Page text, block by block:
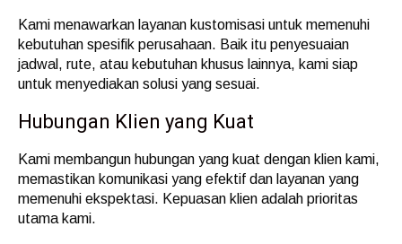
Kami menawarkan layanan kustomisasi untuk memenuhi
kebutuhan spesifik perusahaan. Baik itu penyesuaian
jadwal, rute, atau kebutuhan khusus lainnya, kami siap
untuk menyediakan solusi yang sesuai.
Hubungan Klien yang Kuat
Kami membangun hubungan yang kuat dengan klien kami,
memastikan komunikasi yang efektif dan layanan yang
memenuhi ekspektasi. Kepuasan klien adalah prioritas
utama kami.